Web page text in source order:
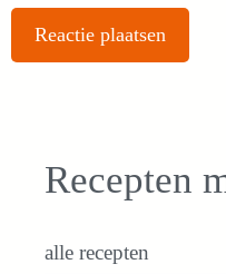
Recepten
alle recepten